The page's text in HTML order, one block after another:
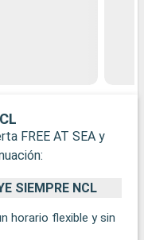
FREE AT SEA y
SIEMPRE NCL
horario flexible y sin